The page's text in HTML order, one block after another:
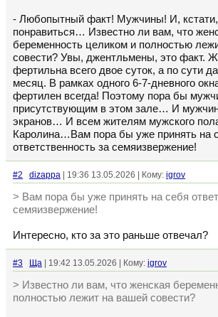
- Любопытный факт! Мужчины! И,
понравиться… Известно ли вам, что
беременность целиком и полностью
совести? Увы, джентльмены, это факт.
фертильна всего двое суток, а по сути
месяц. В рамках одного 6-7-дневного
фертилен всегда! Поэтому пора бы
присутствующим в этом зале… И
экранов… И всем жителям мужского
Каролина…Вам пора бы уже принять на
ответственность за семяизвержение!
#2 dizappa | 19:36 13.05.2026 | Кому: igrov
> Вам пора бы уже принять на себя
семяизвержение!
Интересно, кто за это раньше отвечал?
#3 Ща | 19:42 13.05.2026 | Кому: igrov
> Известно ли вам, что женская
полностью лежит на вашей совести?